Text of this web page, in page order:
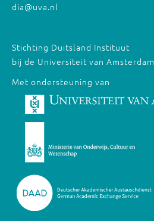
dia@uva.nl
Stichting Duitsland Instituut
bij de Universiteit van Amsterdam
Met ondersteuning van